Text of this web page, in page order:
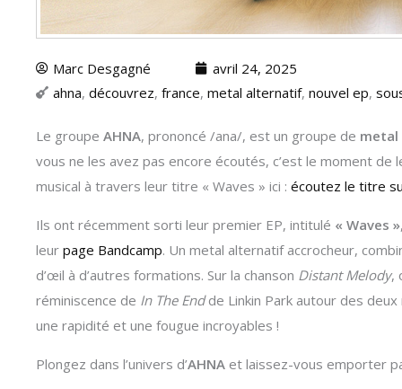
Marc Desgagné
avril 24, 2025
ahna, découvrez, france, metal alternatif, nouvel ep,
Le groupe AHNA, prononcé /ana/, est un groupe de
vous ne les avez pas encore écoutés, c’est le moment de
musical à travers leur titre « Waves » ici : écoutez le titre
Ils ont récemment sorti leur premier EP, intitulé « Waves »
leur page Bandcamp. Un metal alternatif accrocheur,
d’œil à d’autres formations. Sur la chanson Distant Melody,
réminiscence de In The Endde Linkin Park autour des
une rapidité et une fougue incroyables !
Plongez dans l’univers d’AHNA et laissez-vous emporter